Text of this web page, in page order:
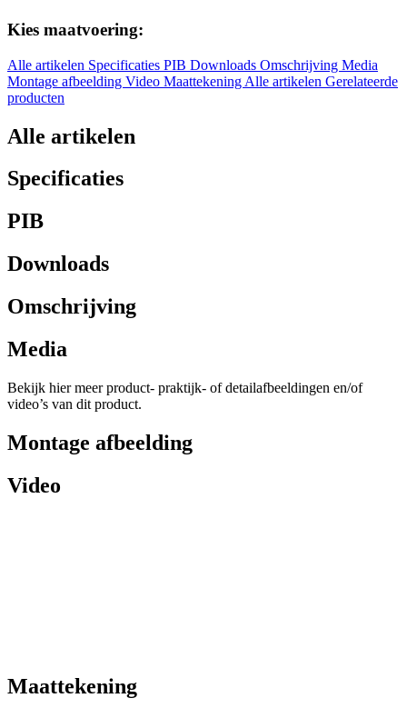
Kies maatvoering:
Alle artikelen Specificaties PIB Downloads Omschrijving Media
Montage afbeelding Video Maattekening Alle artikelen Gerelateerde
producten
Alle artikelen
Specificaties
PIB
Downloads
Omschrijving
Media
Bekijk hier meer product- praktijk- of detailafbeeldingen en/of
video’s van dit product.
Montage afbeelding
Video
Maattekening